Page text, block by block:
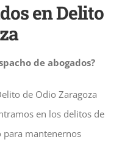
en Delito
de abogados?
de Odio Zaragoza
en los delitos de
mantenernos